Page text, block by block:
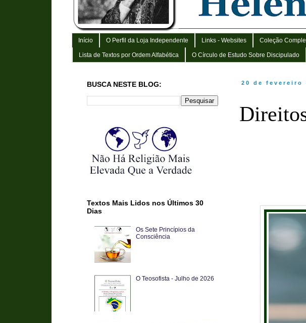
Início O Perfil da Loja Independente Links - Websites Coleção
Lista de Textos por Ordem Alfabética O Círculo de Estudo Sobre Discipulado
20 de fevereiro
BUSCA NESTE BLOG:
Textos Mais Lidos nos Últimos 30
Dias
Os Sete Princípios da
Consciência
O Teosofista - Julho de 2026